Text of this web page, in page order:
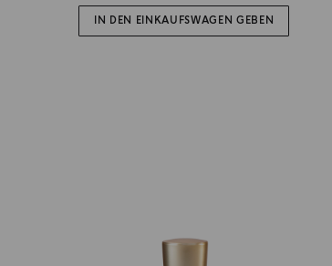
IN DEN EINKAUFSWAGEN GEBEN